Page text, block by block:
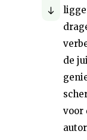
de
voor